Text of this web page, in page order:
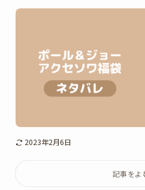
2023年2月6日